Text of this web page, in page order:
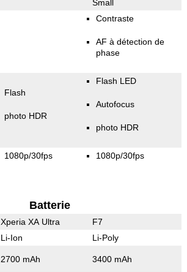
Small
Contraste
AF à détection de
phase
Flash
photo HDR
Flash LED
Autofocus
photo HDR
1080p/30fps 1080p/30fps
Batterie
Xperia XA Ultra F7
Li-Ion Li-Poly
2700 mAh 3400 mAh